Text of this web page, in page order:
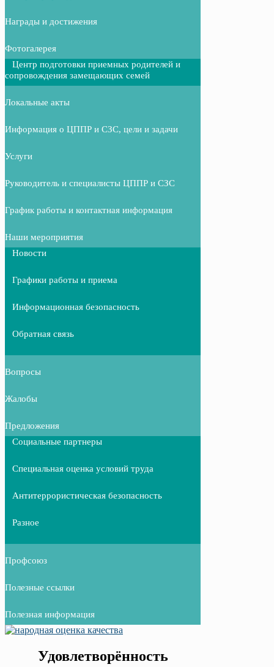
Награды и достижения
Фотогалерея
Центр подготовки приемных родителей и
сопровождения замещающих семей
Локальные акты
Информация о ЦППР и СЗС, цели и задачи
Услуги
Руководитель и специалисты ЦППР и СЗС
График работы и контактная информация
Наши мероприятия
Новости
Графики работы и приема
Информационная безопасность
Обратная связь
Вопросы
Жалобы
Предложения
Социальные партнеры
Специальная оценка условий труда
Антитеррористическая безопасность
Разное
Профсоюз
Полезные ссылки
Полезная информация
Удовлетворённость